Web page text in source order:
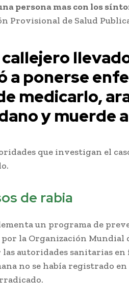
persona mas con los
Provisional de Salud
a ponerse
medicarlo,
y muerde
que investigan el
de rabia
un programa de
la Organización Mundial
autoridades sanitarias en
no se había registrado